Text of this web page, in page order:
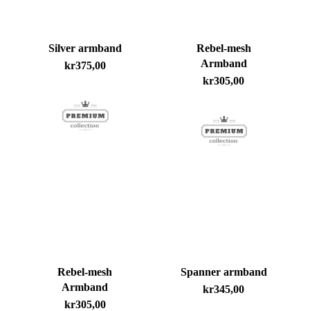
Silver armband
kr375,00
Rebel-mesh
Armband
kr305,00
Rebel-mesh
Armband
kr305,00
Spanner armband
kr345,00